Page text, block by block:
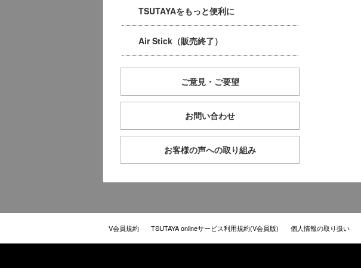
TSUTAYAをもっと便利に
Air Stick（販売終了）
ご意見・ご要望
お問い合わせ
お客様の声への取り組み
V会員規約 TSUTAYA onlineサービス利用規約(V会員版) 個人情報の取り扱い